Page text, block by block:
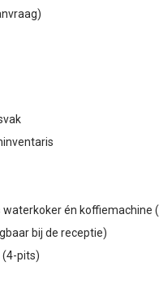
waterkoker én koffiemachine
bij de receptie)
(4-pits)